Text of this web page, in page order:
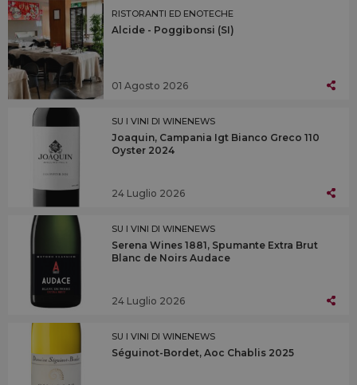
RISTORANTI ED ENOTECHE
Alcide - Poggibonsi (SI)
01 Agosto 2026
SU I VINI DI WINENEWS
Joaquin, Campania Igt Bianco Greco 110
Oyster 2024
24 Luglio 2026
SU I VINI DI WINENEWS
Serena Wines 1881, Spumante Extra Brut
Blanc de Noirs Audace
24 Luglio 2026
SU I VINI DI WINENEWS
Séguinot-Bordet, Aoc Chablis 2025